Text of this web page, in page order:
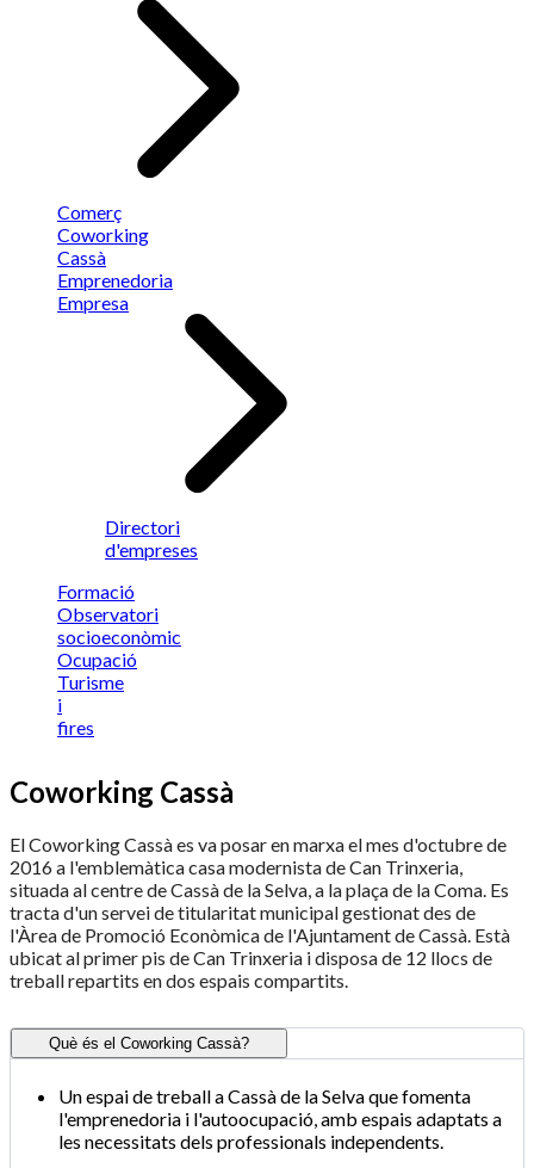
Comerç
Coworking
Cassà
Emprenedoria
Empresa
Directori
d'empreses
Formació
Observatori
socioeconòmic
Ocupació
Turisme
i
fires
Coworking Cassà
El Coworking Cassà es va posar en marxa el mes d'octubre de
2016 a l'emblemàtica casa modernista de Can Trinxeria,
situada al centre de Cassà de la Selva, a la plaça de la Coma. Es
tracta d'un servei de titularitat municipal gestionat des de
l'Àrea de Promoció Econòmica de l'Ajuntament de Cassà. Està
ubicat al primer pis de Can Trinxeria i disposa de 12 llocs de
treball repartits en dos espais compartits.
Què és el Coworking Cassà?
Un espai de treball a Cassà de la Selva que fomenta
l'emprenedoria i l'autoocupació, amb espais adaptats a
les necessitats dels professionals independents.